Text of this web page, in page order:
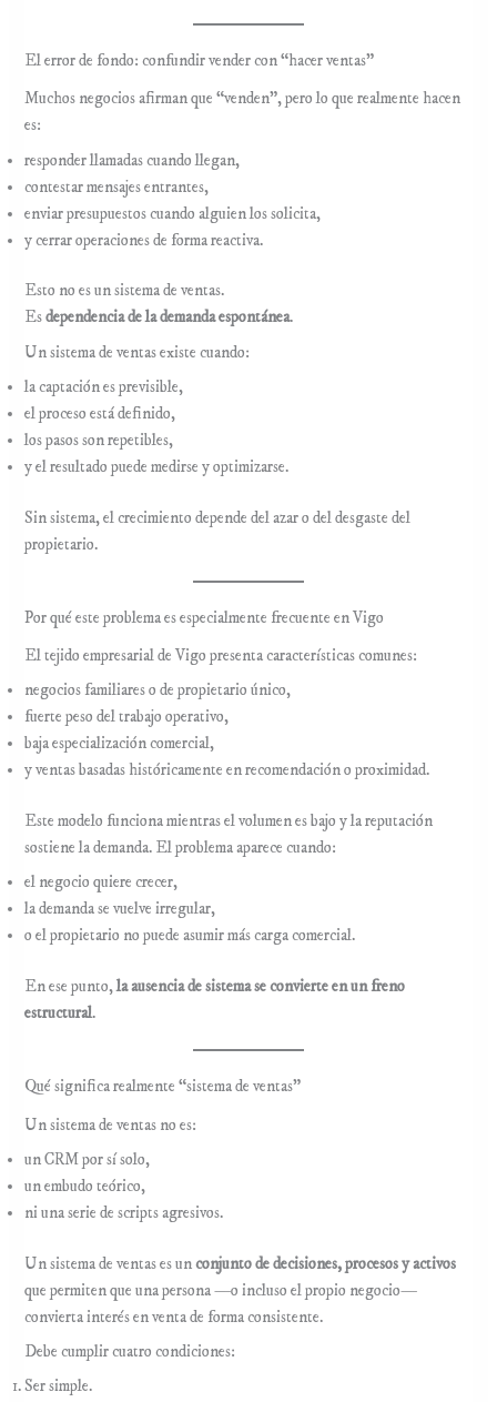
El error de fondo: confundir vender con “hacer ventas”
Muchos negocios afirman que “venden”, pero lo que realmente hacen
es:
responder llamadas cuando llegan,
contestar mensajes entrantes,
enviar presupuestos cuando alguien los solicita,
y cerrar operaciones de forma reactiva.
Esto no es un sistema de ventas.
Esdependencia de la demanda espontánea.
Un sistema de ventas existe cuando:
la captación es previsible,
el proceso está definido,
los pasos son repetibles,
y el resultado puede medirse y optimizarse.
Sin sistema, el crecimiento depende del azar o del desgaste del
propietario.
Por qué este problema es especialmente frecuente en Vigo
El tejido empresarial de Vigo presenta características comunes:
negocios familiares o de propietario único,
fuerte peso del trabajo operativo,
baja especialización comercial,
y ventas basadas históricamente en recomendación o proximidad.
Este modelo funciona mientras el volumen es bajo y la reputación
sostiene la demanda. El problema aparece cuando:
el negocio quiere crecer,
la demanda se vuelve irregular,
o el propietario no puede asumir más carga comercial.
En ese punto,la ausencia de sistema se convierte en un freno
estructural.
Qué significa realmente “sistema de ventas”
Un sistema de ventas no es:
un CRM por sí solo,
un embudo teórico,
ni una serie de scripts agresivos.
Un sistema de ventas es unconjunto de decisiones, procesos y activos
que permiten que una persona —o incluso el propio negocio—
convierta interés en venta de forma consistente.
Debe cumplir cuatro condiciones:
Ser simple.